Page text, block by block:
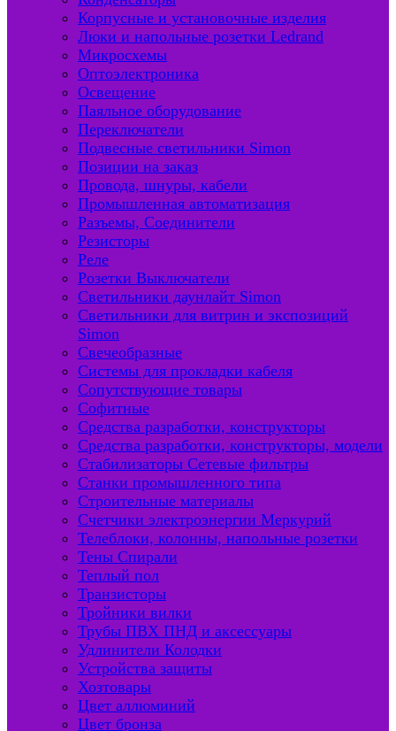
Корпусные и установочные изделия
Люки и напольные розетки Ledrand
Микросхемы
Оптоэлектроника
Освещение
Паяльное оборудование
Переключатели
Подвесные светильники Simon
Позиции на заказ
Провода, шнуры, кабели
Промышленная автоматизация
Разъемы, Соединители
Резисторы
Реле
Розетки Выключатели
Светильники даунлайт Simon
Светильники для витрин и экспозиций
Simon
Свечеобразные
Системы для прокладки кабеля
Сопутствующие товары
Софитные
Средства разработки, конструкторы
Средства разработки, конструкторы, модели
Стабилизаторы Сетевые фильтры
Станки промышленного типа
Строительные материалы
Счетчики электроэнергии Меркурий
Телеблоки, колонны, напольные розетки
Тены Спирали
Теплый пол
Транзисторы
Тройники вилки
Трубы ПВХ ПНД и аксессуары
Удлинители Колодки
Устройства защиты
Хозтовары
Цвет аллюминий
Цвет бронза